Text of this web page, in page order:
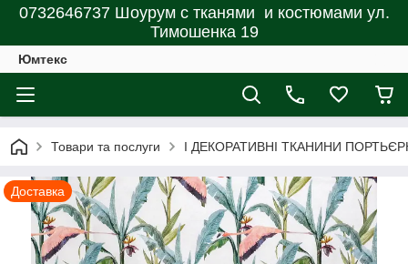
0732646737 Шоурум с тканями и костюмами ул.
Тимошенка 19
Юмтекс
Товари та послуги І ДЕКОРАТИВНІ ТКАНИНИ
Доставка